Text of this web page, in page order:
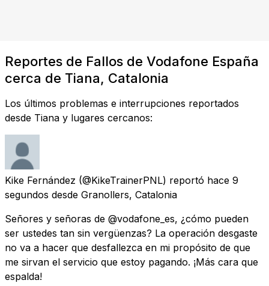
Reportes de Fallos de Vodafone España
cerca de Tiana, Catalonia
Los últimos problemas e interrupciones reportados
desde Tiana y lugares cercanos:
Kike Fernández (@KikeTrainerPNL) reportó hace 9
segundos desde Granollers, Catalonia
Señores y señoras de @vodafone_es, ¿cómo pueden
ser ustedes tan sin vergüenzas? La operación desgaste
no va a hacer que desfallezca en mi propósito de que
me sirvan el servicio que estoy pagando. ¡Más cara que
espalda!